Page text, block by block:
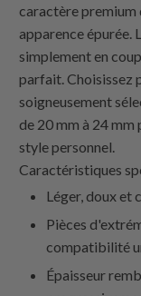
caractère premium
apparence épurée.
simplement en
parfait. Choisissez
soigneusement
de 20 mm à 24
style personnel.
Caractéristiques
Léger, doux et
Pièces
compatibilité
Épaisseur